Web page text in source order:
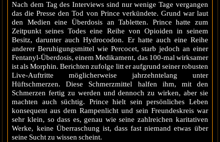
Nach dem Tag des Interviews sind nur wenige Tage vergangen
das die Presse den Tod von Prince verkündete. Grund war laut
den Medien eine Überdosis an Tabletten. Prince hatte zum
Zeitpunkt seines Todes eine Reihe von Opioiden in seinem
Besitz, darunter auch Hydrocodon. Er hatte auch eine Reihe
anderer Beruhigungsmittel wie Percocet, starb jedoch an einer
Fentanyl-Überdosis, einem Medikament, das 100-mal wirksamer
ist als Morphin. Berichten zufolge litt er aufgrund seiner robusten
Live-Auftritte möglicherweise jahrzehntelang unter
Hüftschmerzen. Diese Schmerzmittel halfen ihm, mit den
Schmerzen fertig zu werden und dennoch zu wirken, aber sie
machten auch süchtig. Prince hielt sein persönliches Leben
konsequent aus dem Rampenlicht und sein Freundeskreis war
sehr klein, so dass es, genau wie seine zahlreichen karitativen
Werke, keine Überraschung ist, dass fast niemand etwas über
seine Sucht zu wissen scheint.